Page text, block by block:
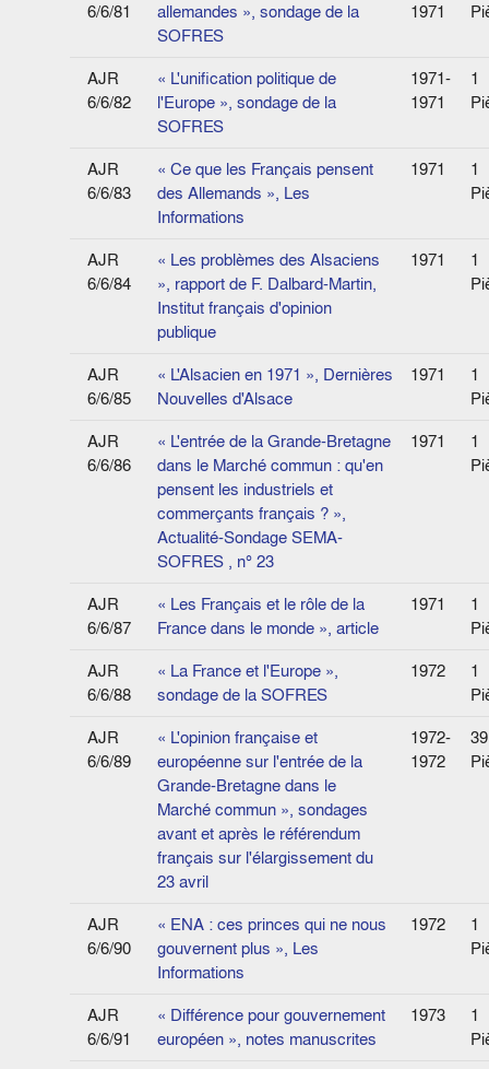
6/6/81
allemandes », sondage de la
SOFRES
1971
AJR
6/6/82
« L'unification politique de
l'Europe », sondage de la
SOFRES
1971-
1971
1
AJR
6/6/83
« Ce que les Français pensent
des Allemands », Les
Informations
1971
1
AJR
6/6/84
« Les problèmes des Alsaciens
», rapport de F. Dalbard-Martin,
Institut français d'opinion
publique
1971
1
AJR
6/6/85
« L'Alsacien en 1971 », Dernières
Nouvelles d'Alsace
1971
1
AJR
6/6/86
« L'entrée de la Grande-Bretagne
dans le Marché commun : qu'en
pensent les industriels et
commerçants français ? »,
Actualité-Sondage SEMA-
SOFRES , n° 23
1971
1
AJR
6/6/87
« Les Français et le rôle de la
France dans le monde », article
1971
1
AJR
6/6/88
« La France et l'Europe »,
sondage de la SOFRES
1972
1
AJR
6/6/89
« L'opinion française et
européenne sur l'entrée de la
Grande-Bretagne dans le
Marché commun », sondages
avant et après le référendum
français sur l'élargissement du
23 avril
1972-
1972
39
AJR
6/6/90
« ENA : ces princes qui ne nous
gouvernent plus », Les
Informations
1972
1
AJR
6/6/91
« Différence pour gouvernement
européen », notes manuscrites
1973
1